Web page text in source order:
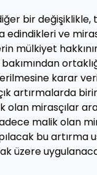
bir
edindikleri ve
mülkiyet
karar
artırmalarda
olan mirasçılar
malik olan
bu artırma
üzere